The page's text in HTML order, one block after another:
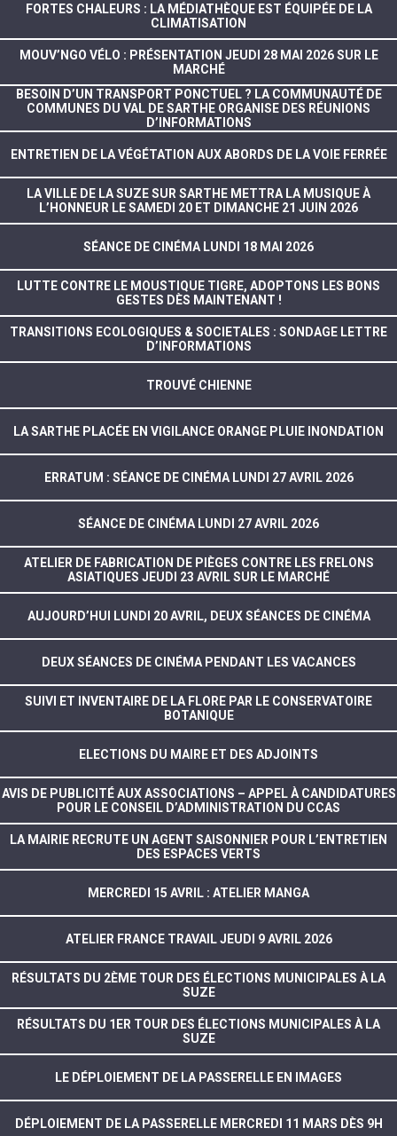
FORTES CHALEURS : LA MÉDIATHÈQUE EST ÉQUIPÉE DE LA
CLIMATISATION
MOUV’NGO VÉLO : PRÉSENTATION JEUDI 28 MAI 2026 SUR LE
MARCHÉ
BESOIN D’UN TRANSPORT PONCTUEL ? LA COMMUNAUTÉ DE
COMMUNES DU VAL DE SARTHE ORGANISE DES RÉUNIONS
D’INFORMATIONS
ENTRETIEN DE LA VÉGÉTATION AUX ABORDS DE LA VOIE FERRÉE
LA VILLE DE LA SUZE SUR SARTHE METTRA LA MUSIQUE À
L’HONNEUR LE SAMEDI 20 ET DIMANCHE 21 JUIN 2026
SÉANCE DE CINÉMA LUNDI 18 MAI 2026
LUTTE CONTRE LE MOUSTIQUE TIGRE, ADOPTONS LES BONS
GESTES DÈS MAINTENANT !
TRANSITIONS ECOLOGIQUES & SOCIETALES : SONDAGE LETTRE
D’INFORMATIONS
TROUVÉ CHIENNE
LA SARTHE PLACÉE EN VIGILANCE ORANGE PLUIE INONDATION
ERRATUM : SÉANCE DE CINÉMA LUNDI 27 AVRIL 2026
SÉANCE DE CINÉMA LUNDI 27 AVRIL 2026
ATELIER DE FABRICATION DE PIÈGES CONTRE LES FRELONS
ASIATIQUES JEUDI 23 AVRIL SUR LE MARCHÉ
AUJOURD’HUI LUNDI 20 AVRIL, DEUX SÉANCES DE CINÉMA
DEUX SÉANCES DE CINÉMA PENDANT LES VACANCES
SUIVI ET INVENTAIRE DE LA FLORE PAR LE CONSERVATOIRE
BOTANIQUE
ELECTIONS DU MAIRE ET DES ADJOINTS
AVIS DE PUBLICITÉ AUX ASSOCIATIONS – APPEL À CANDIDATURES
POUR LE CONSEIL D’ADMINISTRATION DU CCAS
LA MAIRIE RECRUTE UN AGENT SAISONNIER POUR L’ENTRETIEN
DES ESPACES VERTS
MERCREDI 15 AVRIL : ATELIER MANGA
ATELIER FRANCE TRAVAIL JEUDI 9 AVRIL 2026
RÉSULTATS DU 2ÈME TOUR DES ÉLECTIONS MUNICIPALES À LA
SUZE
RÉSULTATS DU 1ER TOUR DES ÉLECTIONS MUNICIPALES À LA
SUZE
LE DÉPLOIEMENT DE LA PASSERELLE EN IMAGES
DÉPLOIEMENT DE LA PASSERELLE MERCREDI 11 MARS DÈS 9H